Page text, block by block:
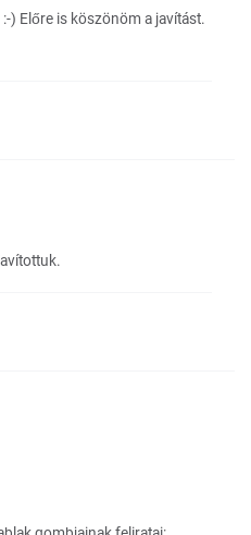
) Előre is köszönöm a javítást.